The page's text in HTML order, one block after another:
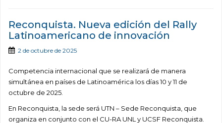
Reconquista. Nueva edición del Rally
Latinoamericano de innovación
2 de octubre de 2025
Competencia internacional que se realizará de manera
simultánea en países de Latinoamérica los días 10 y 11 de
octubre de 2025.
En Reconquista, la sede será UTN – Sede Reconquista, que
organiza en conjunto con el CU-RA UNL y UCSF Reconquista.